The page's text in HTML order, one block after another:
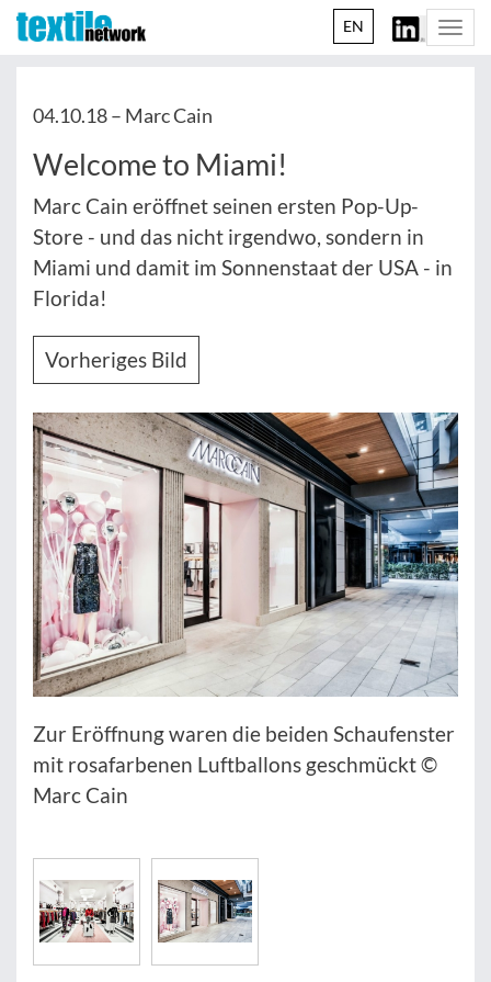
EN
04.10.18 – Marc Cain
Welcome to Miami!
Marc Cain eröffnet seinen ersten Pop-Up-
Store - und das nicht irgendwo, sondern in
Miami und damit im Sonnenstaat der USA - in
Florida!
Vorheriges Bild
Zur Eröffnung waren die beiden Schaufenster
mit rosafarbenen Luftballons geschmückt ©
Marc Cain